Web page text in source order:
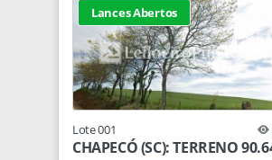
Lances Abertos
Lote 001
CHAPECÓ (SC): TERRENO